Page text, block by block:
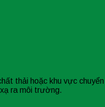
thải hoặc khu vực
ra môi trường.